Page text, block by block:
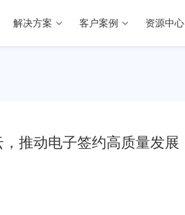
解决方案 客户案例 资源中心
推动电子签约高质量发展